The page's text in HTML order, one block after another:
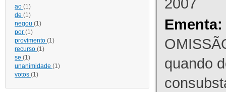
ao (1)
de (1)
negou (1)
por (1)
provimento (1)
recurso (1)
se (1)
unanimidade (1)
votos (1)
Ementa:
quando